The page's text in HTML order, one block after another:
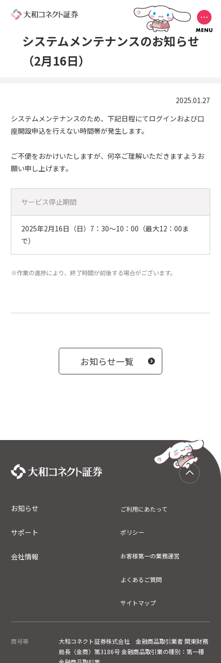
システムメンテナンスのお知らせ
（2月16日）
2025.01.27
システムメンテナンスのため、下記日程にてログインおよび口
座開設申込を行えない時間帯が発生します。
ご不便をおかけいたしますが、何卒ご理解いただきますようお
願い申し上げます。
サービス停止期間
2025年2月16日（日）7：30～10：00（最大12：00ま
で）
※作業の進捗により、終了時間が前後する場合がございます。
お知らせ一覧
お知らせ
サポート
会社情報
ご利用にあたって
ポリシー
お客様第一の業務運営
よくあるご質問
サイトマップ
商号等
大和コネクト証券株式会社 金融商品取引業者 関東財務
局長（金商）第3186号 金融商品取引業の種別：第一種